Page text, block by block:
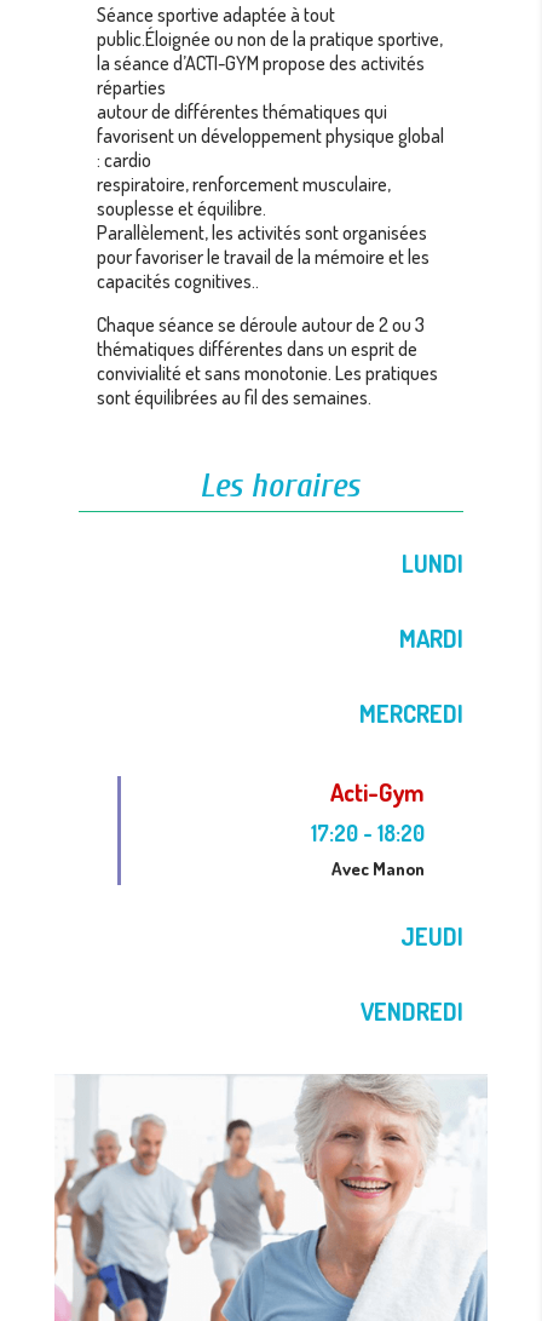
Séance sportive adaptée à tout
public.Éloignée ou non de la pratique sportive,
la séance d’ACTI-GYM propose des activités
réparties
autour de différentes thématiques qui
favorisent un développement physique global
: cardio
respiratoire, renforcement musculaire,
souplesse et équilibre.
Parallèlement, les activités sont organisées
pour favoriser le travail de la mémoire et les
capacités cognitives..
Chaque séance se déroule autour de 2 ou 3
thématiques différentes dans un esprit de
convivialité et sans monotonie. Les pratiques
sont équilibrées au fil des semaines.
Les horaires
LUNDI
MARDI
MERCREDI
Acti-Gym
17:20 -18:20
Avec Manon
JEUDI
VENDREDI